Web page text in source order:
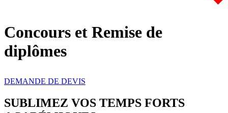
Concours et Remise de
diplômes
DEMANDE DE DEVIS
SUBLIMEZ VOS TEMPS FORTS